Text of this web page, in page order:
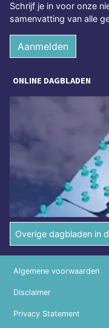
Schrijf je in voor onze
samenvatting van alle
Aanmelden
ONLINE DAGBLADEN
Overige dagbladen in
Algemene voorwaarden
Disclaimer
Privacy Statement